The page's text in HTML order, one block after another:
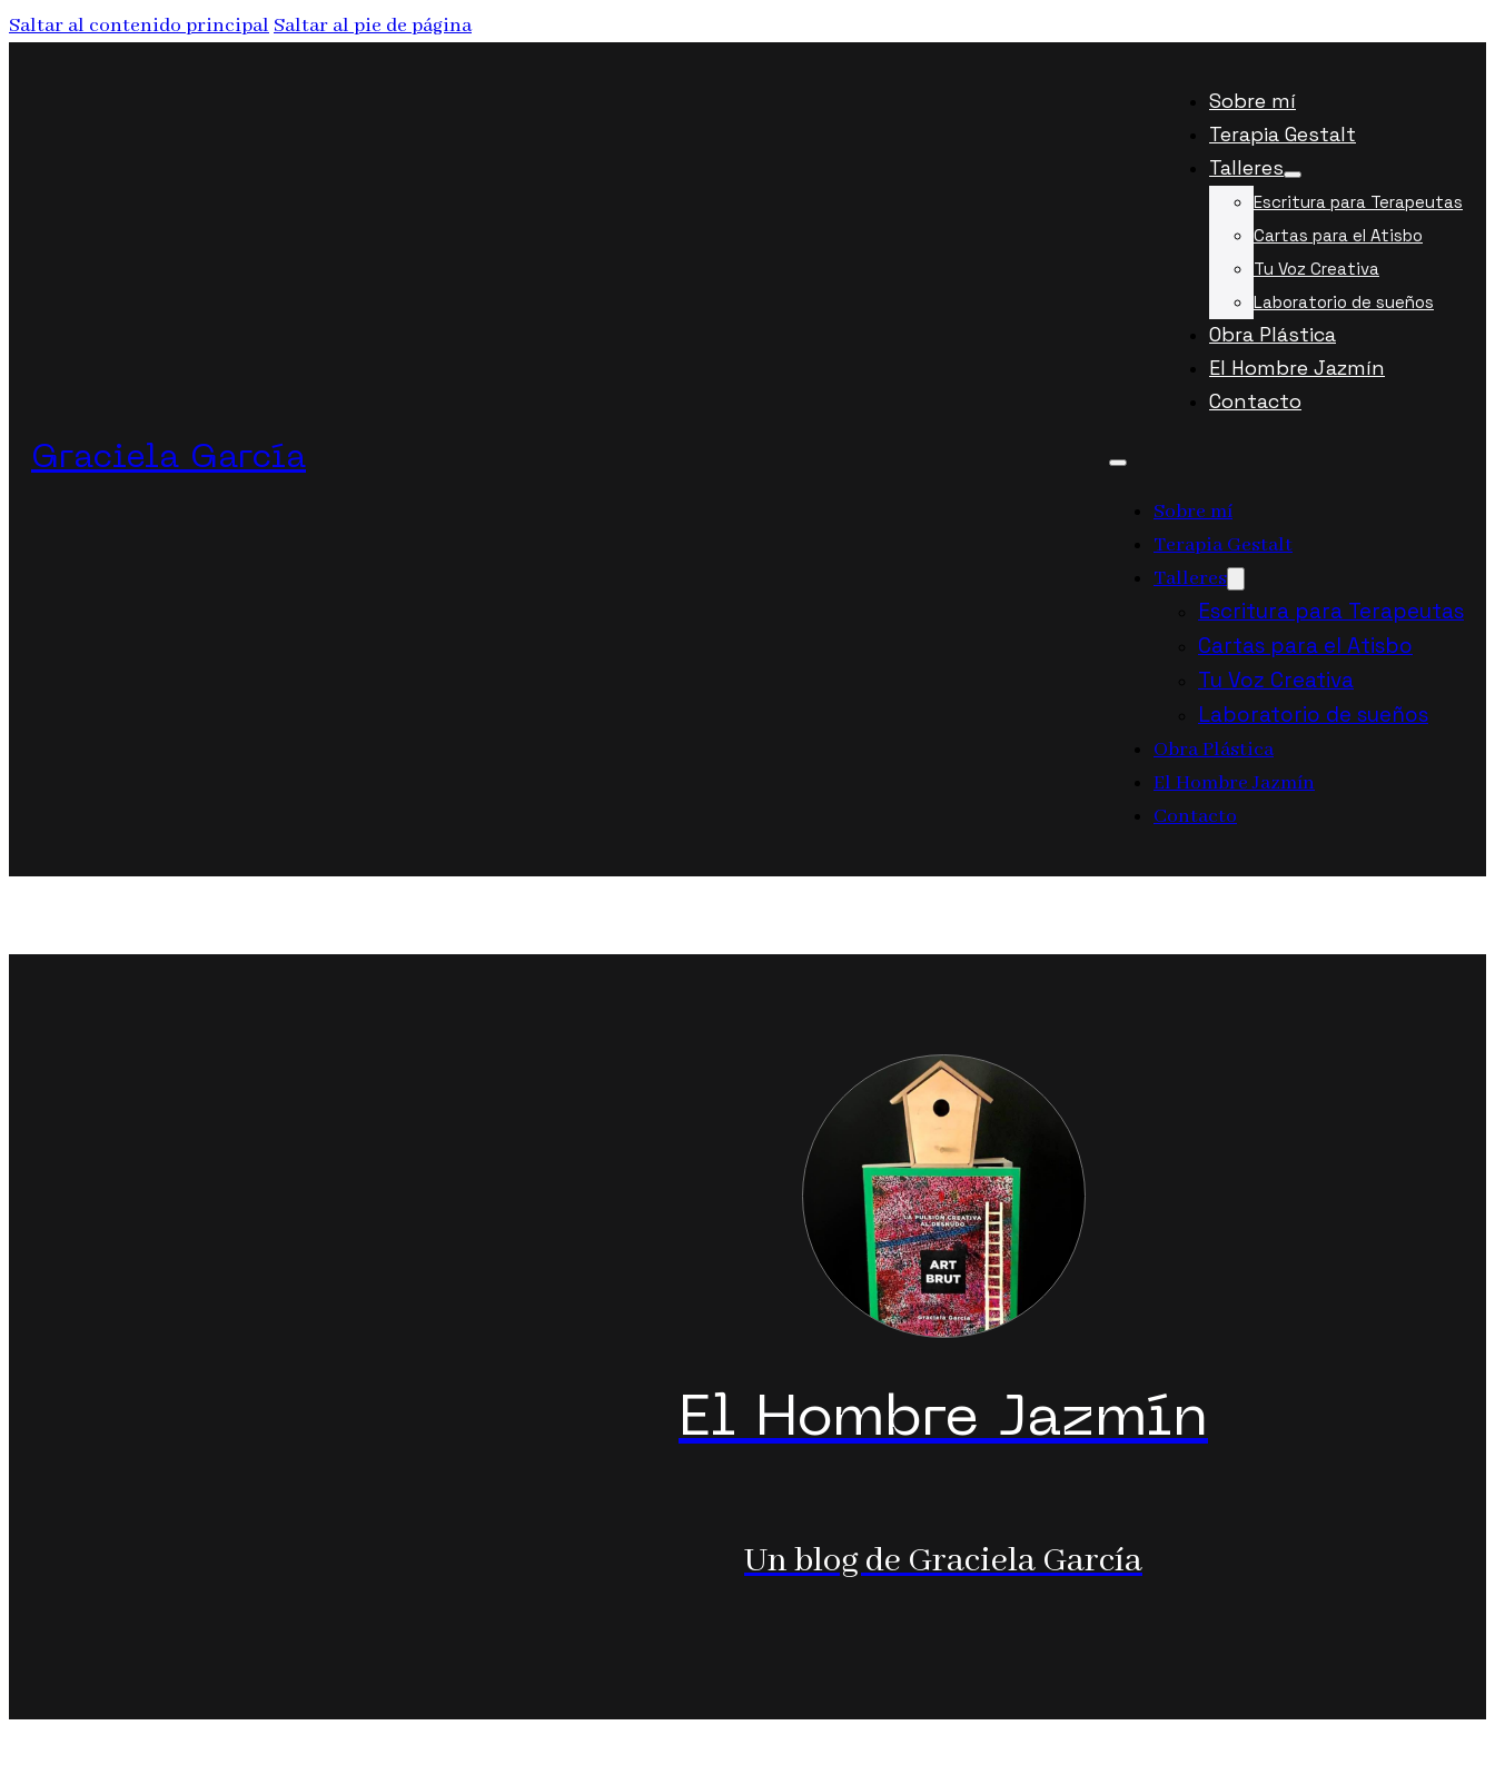
Saltar al contenido principal Saltar al pie de página
Graciela García
Sobre mí
Terapia Gestalt
Talleres
Escritura para Terapeutas
Cartas para el Atisbo
Tu Voz Creativa
Laboratorio de sueños
Obra Plástica
El Hombre Jazmín
Contacto
Sobre mí
Terapia Gestalt
Talleres
Escritura para Terapeutas
Cartas para el Atisbo
Tu Voz Creativa
Laboratorio de sueños
Obra Plástica
El Hombre Jazmín
Contacto
El Hombre Jazmín
Un blog de Graciela García